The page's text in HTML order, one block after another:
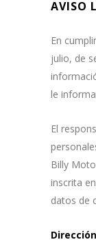
AVISO
En
julio, de
le
El
Billy
inscrita
datos de